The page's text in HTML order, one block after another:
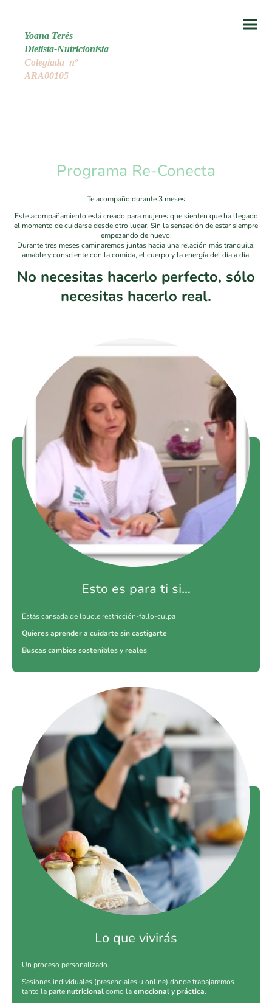
Yoana Terés
Dietista-Nutricionista
Colegiada nº
ARA00105
Programa Re-Conecta
Te acompaño durante 3 meses
Este acompañamiento está creado para mujeres que sienten que ha llegado
el momento de cuidarse desde otro lugar. Sin la sensación de estar siempre
empezando de nuevo.
Durante tres meses caminaremos juntas hacia una relación más tranquila,
amable y consciente con la comida, el cuerpo y la energía del día a día.
No necesitas hacerlo perfecto, sólo
necesitas hacerlo real.
Esto es para ti si…
Estás cansada de lbucle restricción-fallo-culpa
Quieres aprender a cuidarte sin castigarte
Buscas cambios sostenibles y reales
Lo que vivirás
Un proceso personalizado.
Sesiones individuales (presenciales u online) donde trabajaremos
tanto la partenutricionalcomo laemocional y práctica.